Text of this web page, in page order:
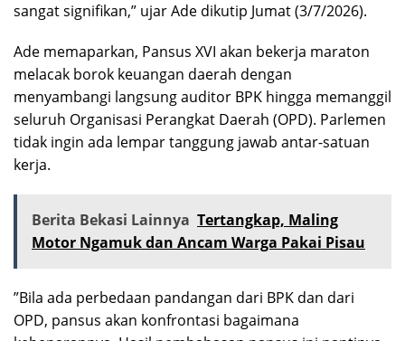
sangat signifikan,” ujar Ade dikutip Jumat (3/7/2026).
Ade memaparkan, Pansus XVI akan bekerja maraton
melacak borok keuangan daerah dengan
menyambangi langsung auditor BPK hingga memanggil
seluruh Organisasi Perangkat Daerah (OPD). Parlemen
tidak ingin ada lempar tanggung jawab antar-satuan
kerja.
Berita Bekasi Lainnya Tertangkap, Maling
Motor Ngamuk dan Ancam Warga Pakai Pisau
”Bila ada perbedaan pandangan dari BPK dan dari
OPD, pansus akan konfrontasi bagaimana